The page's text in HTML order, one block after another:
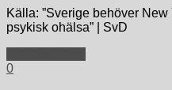
Källa: ”Sverige behöver
psykisk ohälsa” | SvD
0